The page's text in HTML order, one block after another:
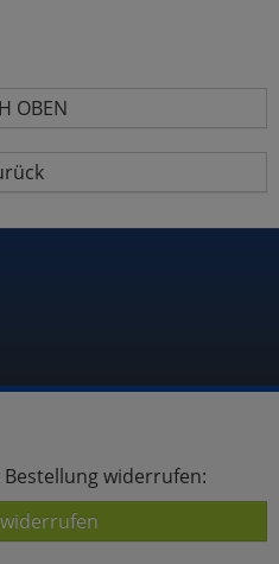
OBEN
widerrufen: